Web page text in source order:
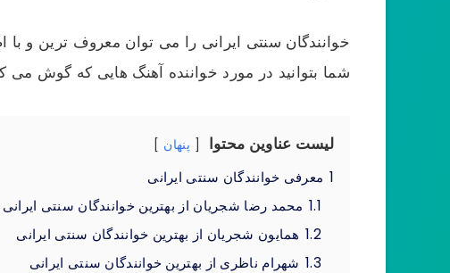
خوانندگان سنتی ایرانی را می توان معروف ترین و با
شما بتوانید در مورد خواننده آهنگ هایی که گوش می
لیست عناوین محتوا پنهان
1 معرفی خوانندگان سنتی ایرانی
1.1 محمد رضا شجریان از بهترین خوانندگان سنتی ایرانی
1.2 همایون شجریان از بهترین خوانندگان سنتی ایرانی
1.3 شهرام ناظری از بهترین خوانندگان سنتی ایرانی